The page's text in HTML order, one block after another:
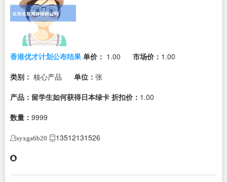
香港优才计划公布结果 单价： 1.00 市场价： 1.00
类别： 核心产品 单位： 张
产品：留学生如何获得日本绿卡 折扣价： 1.00
数量： 9999
syxga6b20 13512131526